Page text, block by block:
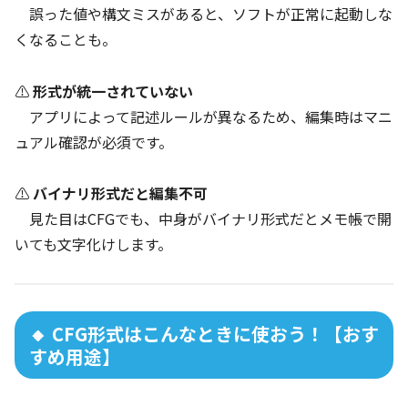
誤った値や構文ミスがあると、ソフトが正常に起動しな
くなることも。
⚠形式が統一されていない
アプリによって記述ルールが異なるため、編集時はマニ
ュアル確認が必須です。
⚠バイナリ形式だと編集不可
見た目はCFGでも、中身がバイナリ形式だとメモ帳で開
いても文字化けします。
🔸 CFG形式はこんなときに使おう！【おす
すめ用途】